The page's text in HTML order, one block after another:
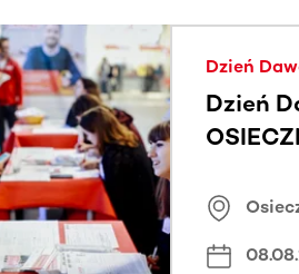
aby zobaczyć więcej.
Dzień
Dzień